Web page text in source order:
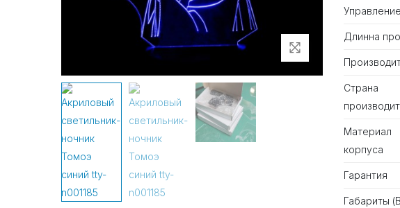
Управление
Длинна
Страна
Материал
корпуса
Гарантия
Габариты